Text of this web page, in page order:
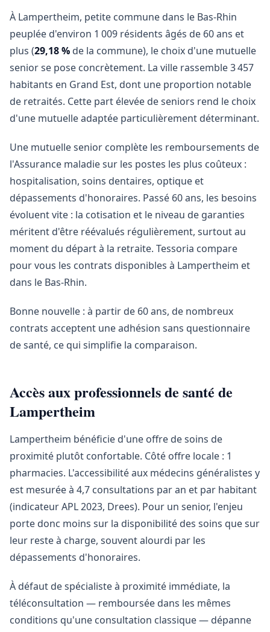
À Lampertheim, petite commune dans le Bas-Rhin
peuplée d'environ 1 009 résidents âgés de 60 ans et
plus (29,18 % de la commune), le choix d'une mutuelle
senior se pose concrètement. La ville rassemble 3 457
habitants en Grand Est, dont une proportion notable
de retraités. Cette part élevée de seniors rend le choix
d'une mutuelle adaptée particulièrement déterminant.
Une mutuelle senior complète les remboursements de
l'Assurance maladie sur les postes les plus coûteux :
hospitalisation, soins dentaires, optique et
dépassements d'honoraires. Passé 60 ans, les besoins
évoluent vite : la cotisation et le niveau de garanties
méritent d'être réévalués régulièrement, surtout au
moment du départ à la retraite. Tessoria compare
pour vous les contrats disponibles à Lampertheim et
dans le Bas-Rhin.
Bonne nouvelle : à partir de 60 ans, de nombreux
contrats acceptent une adhésion sans questionnaire
de santé, ce qui simplifie la comparaison.
Accès aux professionnels de santé de
Lampertheim
Lampertheim bénéficie d'une offre de soins de
proximité plutôt confortable. Côté offre locale : 1
pharmacies. L'accessibilité aux médecins généralistes y
est mesurée à 4,7 consultations par an et par habitant
(indicateur APL 2023, Drees). Pour un senior, l'enjeu
porte donc moins sur la disponibilité des soins que sur
leur reste à charge, souvent alourdi par les
dépassements d'honoraires.
À défaut de spécialiste à proximité immédiate, la
téléconsultation — remboursée dans les mêmes
conditions qu'une consultation classique — dépanne